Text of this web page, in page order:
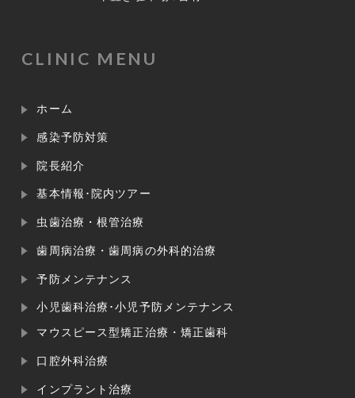
CLINIC MENU
ホーム
感染予防対策
院長紹介
基本情報･院内ツアー
虫歯治療・根管治療
歯周病治療・歯周病の外科的治療
予防メンテナンス
小児歯科治療･小児予防メンテナンス
マウスピース型矯正治療・矯正歯科
口腔外科治療
インプラント治療